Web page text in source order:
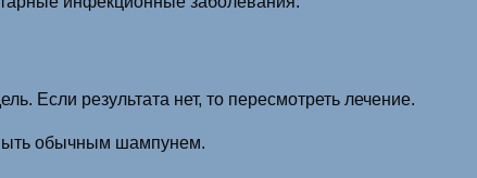
Если результата нет, то пересмотреть лечение.
обычным шампунем.